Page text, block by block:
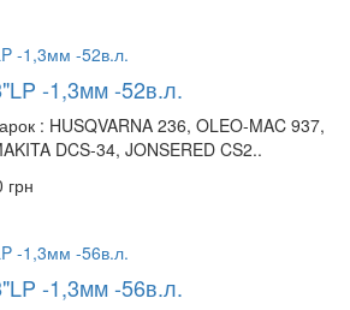
-1,3мм -52в.л.
: HUSQVARNA 236, OLEO-MAC 937,
DCS-34, JONSERED CS2..
-1,3мм -56в.л.